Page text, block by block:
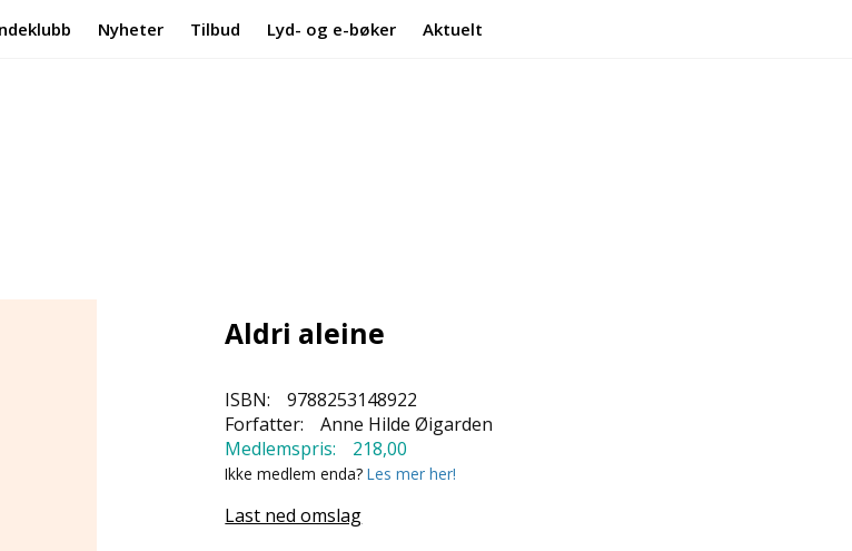
Nyheter Tilbud Lyd- og e-bøker Aktuelt
Aldri aleine
ISBN:
9788253148922
Forfatter:
Anne Hilde Øigarden
Medlemspris:
218,00
Ikke medlem enda?Les mer her!
Last ned omslag